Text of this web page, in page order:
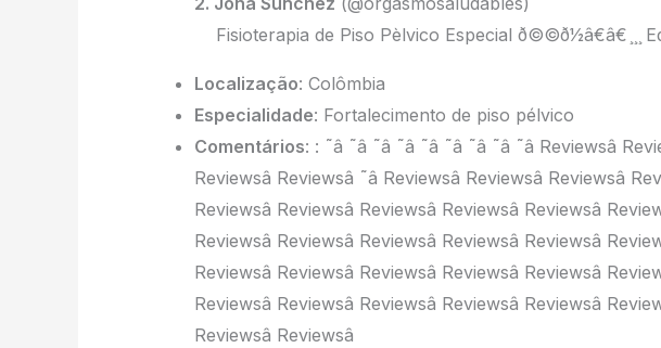
Fisioterapia de Piso Pèlvico Especial ð©©ð1⁄2â€â€
Localização: Colômbia
Especialidade: Fortalecimento de piso pélvico
Comentários: : ˜â ˜â ˜â ˜â ˜â ˜â ˜â ˜â ˜â Reviewsâ
Reviewsâ Reviewsâ ˜â Reviewsâ Reviewsâ Reviewsâ
Reviewsâ Reviewsâ Reviewsâ Reviewsâ Reviewsâ
Reviewsâ Reviewsâ Reviewsâ Reviewsâ Reviewsâ
Reviewsâ Reviewsâ Reviewsâ Reviewsâ Reviewsâ
Reviewsâ Reviewsâ Reviewsâ Reviewsâ Reviewsâ
Reviewsâ Reviewsâ